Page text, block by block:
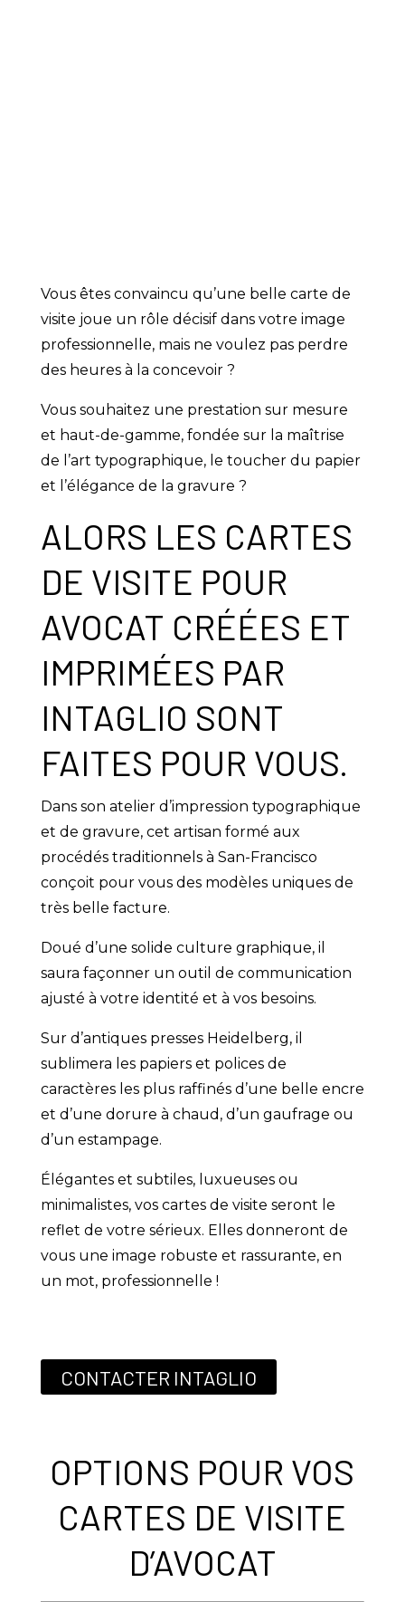
Vous êtes convaincu qu’une belle carte de
visite joue un rôle décisif dans votre image
professionnelle, mais ne voulez pas perdre
des heures à la concevoir ?
Vous souhaitez une prestation sur mesure
et haut-de-gamme, fondée sur la maîtrise
de l’art typographique, le toucher du papier
et l’élégance de la gravure ?
ALORS LES CARTES
DE VISITE POUR
AVOCAT CRÉÉES ET
IMPRIMÉES PAR
INTAGLIO SONT
FAITES POUR VOUS.
Dans son atelier d’impression typographique
et de gravure, cet artisan formé aux
procédés traditionnels à San-Francisco
conçoit pour vous des modèles uniques de
très belle facture.
Doué d’une solide culture graphique, il
saura façonner un outil de communication
ajusté à votre identité et à vos besoins.
Sur d’antiques presses Heidelberg, il
sublimera les papiers et polices de
caractères les plus raffinés d’une belle encre
et d’une dorure à chaud, d’un gaufrage ou
d’un estampage.
Élégantes et subtiles, luxueuses ou
minimalistes, vos cartes de visite seront le
reflet de votre sérieux. Elles donneront de
vous une image robuste et rassurante, en
un mot, professionnelle !
CONTACTER INTAGLIO
OPTIONS POUR VOS
CARTES DE VISITE
D’AVOCAT